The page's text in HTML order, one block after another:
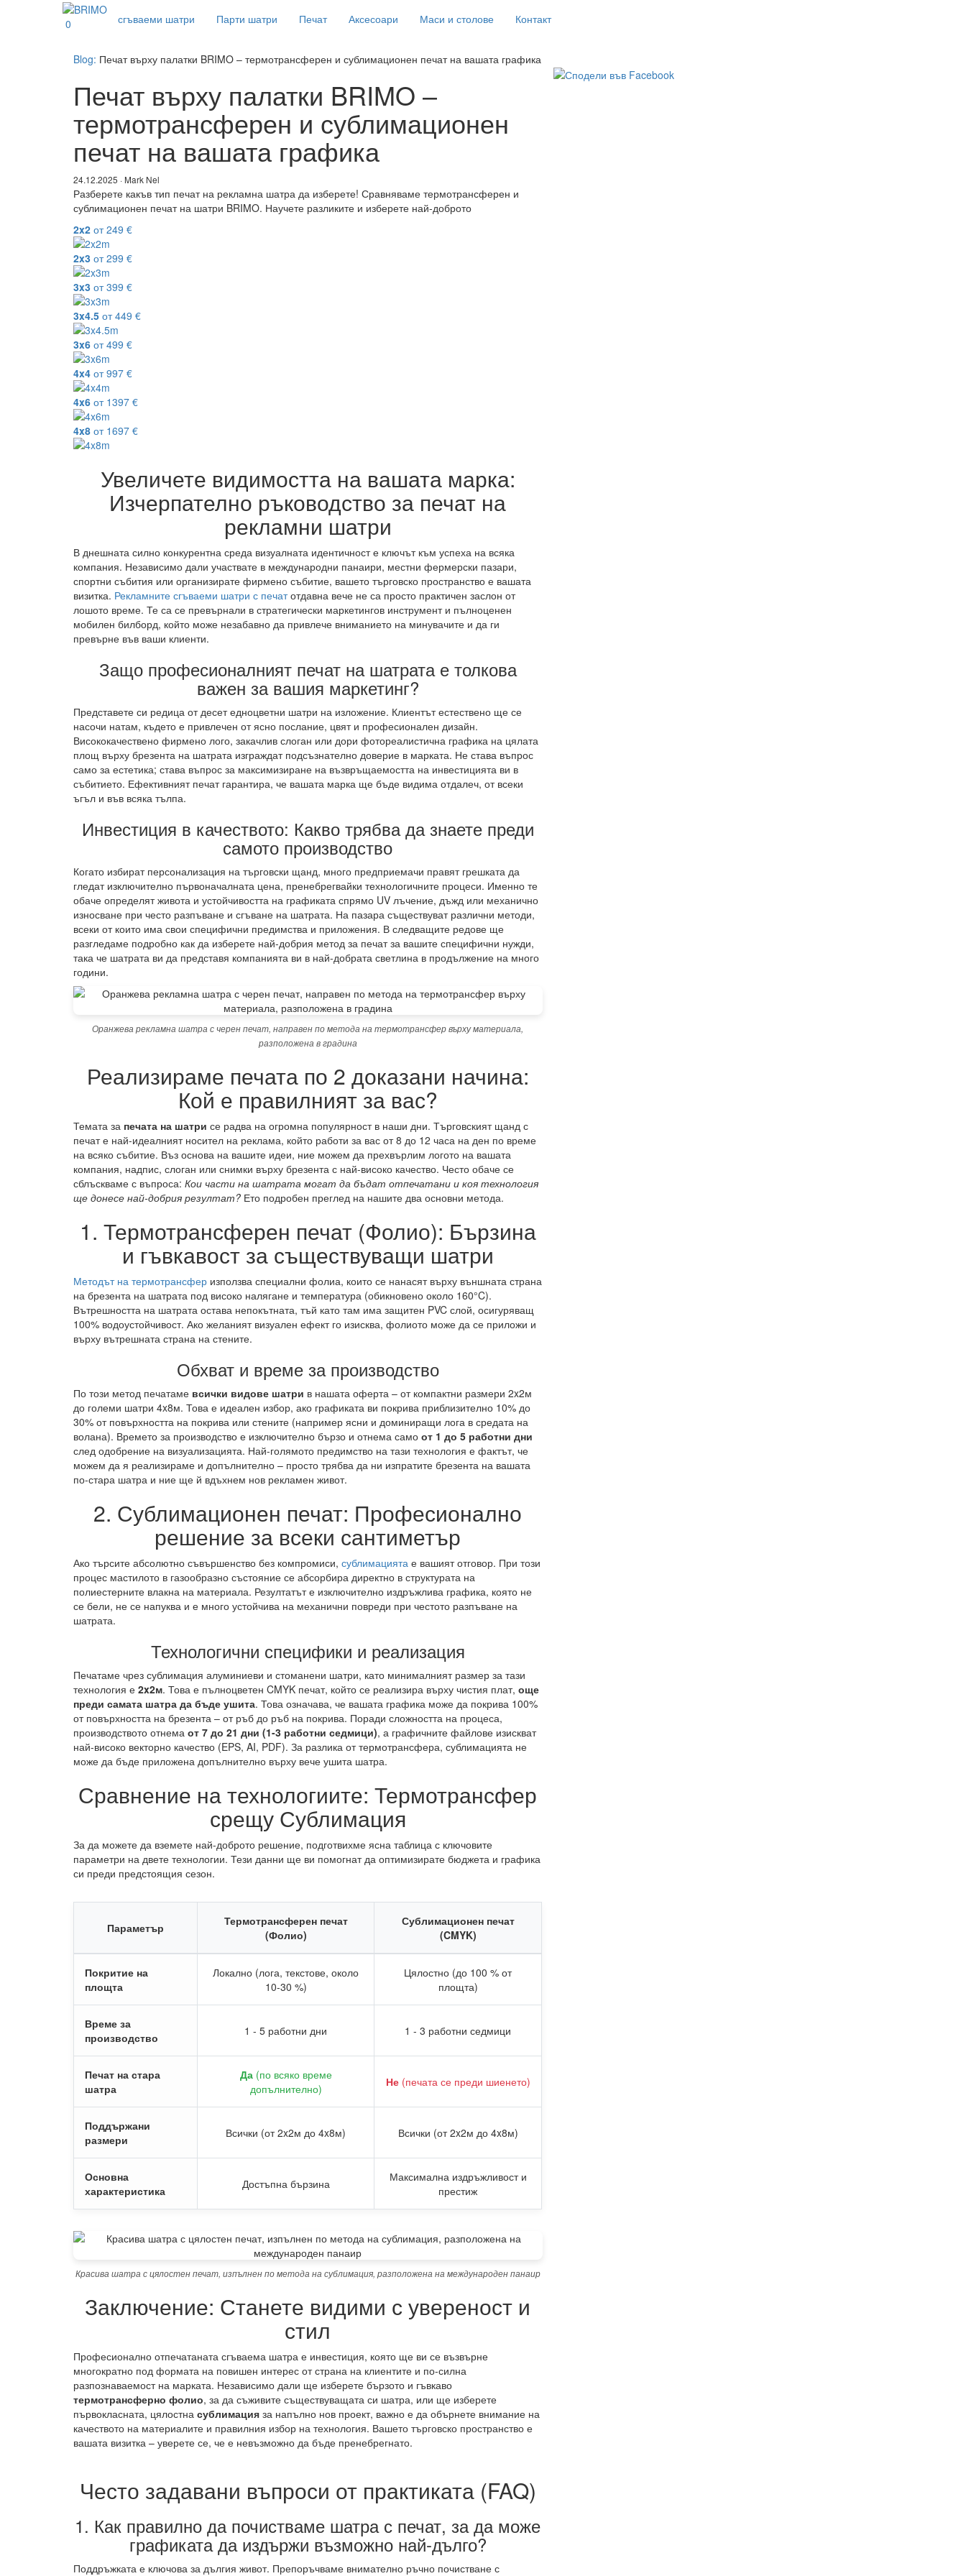
0 сгъваеми шатри Парти шатри Печат Аксесоари Маси и столове Контакт
Blog: Печат върху палатки BRIMO – термотрансферен и сублимационен печат на вашата графика
Печат върху палатки BRIMO –
термотрансферен и сублимационен
печат на вашата графика
24.12.2025 · Mark Nel
Разберете какъв тип печат на рекламна шатра да изберете! Сравняваме термотрансферен и
сублимационен печат на шатри BRIMO. Научете разликите и изберете най-доброто
2x2 от249 €
2x3 от299 €
3x3 от399 €
3x4.5 от449 €
3x6 от499 €
4x4 от997 €
4x6 от1397 €
4x8 от1697 €
Увеличете видимостта на вашата марка:
Изчерпателно ръководство за печат на
рекламни шатри
В днешната силно конкурентна среда визуалната идентичност е ключът към успеха на всяка
компания. Независимо дали участвате в международни панаири, местни фермерски пазари,
спортни събития или организирате фирмено събитие, вашето търговско пространство е вашата
визитка. Рекламните сгъваеми шатри с печатотдавна вече не са просто практичен заслон от
лошото време. Те са се превърнали в стратегически маркетингов инструмент и пълноценен
мобилен билборд, който може незабавно да привлече вниманието на минувачите и да ги
превърне във ваши клиенти.
Защо професионалният печат на шатрата е толкова
важен за вашия маркетинг?
Представете си редица от десет едноцветни шатри на изложение. Клиентът естествено ще се
насочи натам, където е привлечен от ясно послание, цвят и професионален дизайн.
Висококачествено фирмено лого, закачлив слоган или дори фотореалистична графика на цялата
площ върху брезента на шатрата изграждат подсъзнателно доверие в марката. Не става въпрос
само за естетика; става въпрос за максимизиране на възвръщаемостта на инвестицията ви в
събитието. Ефективният печат гарантира, че вашата марка ще бъде видима отдалеч, от всеки
ъгъл и във всяка тълпа.
Инвестиция в качеството: Какво трябва да знаете преди
самото производство
Когато избират персонализация на търговски щанд, много предприемачи правят грешката да
гледат изключително първоначалната цена, пренебрегвайки технологичните процеси. Именно те
обаче определят живота и устойчивостта на графиката спрямо UV лъчение, дъжд или механично
износване при често разпъване и сгъване на шатрата. На пазара съществуват различни методи,
всеки от които има свои специфични предимства и приложения. В следващите редове ще
разгледаме подробно как да изберете най-добрия метод за печат за вашите специфични нужди,
така че шатрата ви да представя компанията ви в най-добрата светлина в продължение на много
години.
Оранжева рекламна шатра с черен печат, направен по метода на термотрансфер върху материала,
разположена в градина
Реализираме печата по 2 доказани начина:
Кой е правилният за вас?
Темата за печата на шатри се радва на огромна популярност в наши дни. Търговският щанд с
печат е най-идеалният носител на реклама, който работи за вас от 8 до 12 часа на ден по време
на всяко събитие. Въз основа на вашите идеи, ние можем да прехвърлим логото на вашата
компания, надпис, слоган или снимки върху брезента с най-високо качество. Често обаче се
сблъскваме с въпроса: Кои части на шатрата могат да бъдат отпечатани и коя технология
ще донесе най-добрия резултат? Ето подробен преглед на нашите два основни метода.
1. Термотрансферен печат (Фолио): Бързина
и гъвкавост за съществуващи шатри
Методът на термотрансфер използва специални фолиа, които се нанасят върху външната страна
на брезента на шатрата под високо налягане и температура (обикновено около 160°C).
Вътрешността на шатрата остава непокътната, тъй като там има защитен PVC слой, осигуряващ
100% водоустойчивост. Ако желаният визуален ефект го изисква, фолиото може да се приложи и
върху вътрешната страна на стените.
Обхват и време за производство
По този метод печатаме всички видове шатри в нашата оферта – от компактни размери 2x2м
до големи шатри 4x8м. Това е идеален избор, ако графиката ви покрива приблизително 10% до
30% от повърхността на покрива или стените (например ясни и доминиращи лога в средата на
волана). Времето за производство е изключително бързо и отнема само от 1 до 5 работни дни
след одобрение на визуализацията. Най-голямото предимство на тази технология е фактът, че
можем да я реализираме и допълнително – просто трябва да ни изпратите брезента на вашата
по-стара шатра и ние ще й вдъхнем нов рекламен живот.
2. Сублимационен печат: Професионално
решение за всеки сантиметър
Ако търсите абсолютно съвършенство без компромиси, сублимацията е вашият отговор. При този
процес мастилото в газообразно състояние се абсорбира директно в структурата на
полиестерните влакна на материала. Резултатът е изключително издръжлива графика, която не
се бели, не се напуква и е много устойчива на механични повреди при честото разпъване на
шатрата.
Технологични специфики и реализация
Печатаме чрез сублимация алуминиеви и стоманени шатри, като минималният размер за тази
технология е 2x2м. Това е пълноцветен CMYK печат, който се реализира върху чистия плат, още
преди самата шатра да бъде ушита. Това означава, че вашата графика може да покрива 100%
от повърхността на брезента – от ръб до ръб на покрива. Поради сложността на процеса,
производството отнема от 7 до 21 дни (1-3 работни седмици), а графичните файлове изискват
най-високо векторно качество (EPS, AI, PDF). За разлика от термотрансфера, сублимацията не
може да бъде приложена допълнително върху вече ушита шатра.
Сравнение на технологиите: Термотрансфер
срещу Сублимация
За да можете да вземете най-доброто решение, подготвихме ясна таблица с ключовите
параметри на двете технологии. Тези данни ще ви помогнат да оптимизирате бюджета и графика
си преди предстоящия сезон.
Параметър
Термотрансферен печат
(Фолио)
Сублимационен печат
(CMYK)
Покритие на
площта
Локално (лога, текстове, около
10-30 %)
Цялостно (до 100 % от
площта)
Време за
производство
1 - 5 работни дни 1 - 3 работни седмици
Печат на стара
шатра
Да(по всяко време
допълнително)
Не(печата се преди шиенето)
Поддържани
размери
Всички (от 2x2м до 4x8м) Всички (от 2x2м до 4x8м)
Основна
характеристика
Достъпна бързина
Максимална издръжливост и
престиж
Красива шатра с цялостен печат, изпълнен по метода на сублимация, разположена на международен панаир
Заключение: Станете видими с увереност и
стил
Професионално отпечатаната сгъваема шатра е инвестиция, която ще ви се възвърне
многократно под формата на повишен интерес от страна на клиентите и по-силна
разпознаваемост на марката. Независимо дали ще изберете бързото и гъвкаво
термотрансферно фолио, за да съживите съществуващата си шатра, или ще изберете
първокласната, цялостна сублимация за напълно нов проект, важно е да обърнете внимание на
качеството на материалите и правилния избор на технология. Вашето търговско пространство е
вашата визитка – уверете се, че е невъзможно да бъде пренебрегнато.
Често задавани въпроси от практиката (FAQ)
1. Как правилно да почистваме шатра с печат, за да може
графиката да издържи възможно най-дълго?
Поддръжката е ключова за дългия живот. Препоръчваме внимателно ръчно почистване с